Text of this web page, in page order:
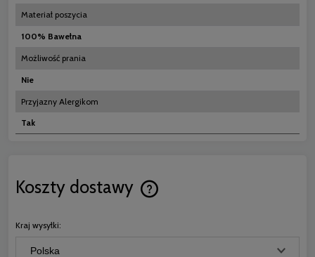
Materiał poszycia
100% Bawełna
Możliwość prania
Nie
Przyjazny Alergikom
Tak
Koszty dostawy
Cena nie zawiera ewentualnych
Kraj wysyłki: